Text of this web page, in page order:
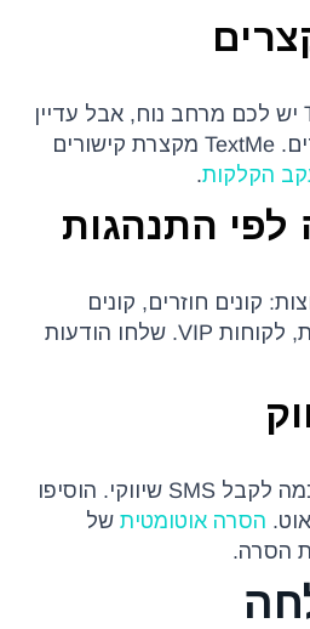
ב-TextMe יש לכם מרחב נוח, אבל עדיין
השתמשו בקישורים קצרים. TextMe מקצרת קישורים
הקלקות.
קונים חוזרים, קונים
חד-פעמיים, נוטשי עגלות, לקוחות VIP. שלחו הודעות
ודאו שכל לקוח נתן הסכמה לקבל SMS שיווקי. הוסיפו
הסרה אוטומטית של